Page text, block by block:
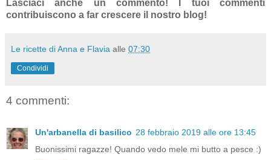
Lasciaci anche un commento! I tuoi commenti
contribuiscono a far crescere il nostro blog!
Le ricette di Anna e Flavia alle 07:30
Condividi
4 commenti:
Un'arbanella di basilico 28 febbraio 2019 alle ore 13:45
Buonissimi ragazze! Quando vedo mele mi butto a pesce :)